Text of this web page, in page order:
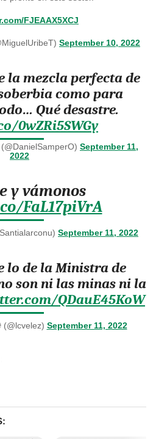
FJEAAX5XCJ
September 10, 2022
la mezcla perfecta de
como para
Qué desastre.
0wZRi5SWGy
September 11,
2022
y vámonos
FaL17piVrA
September 11, 2022
lo de la Ministra de
son ni las minas ni la
QDauE45KoW
September 11, 2022